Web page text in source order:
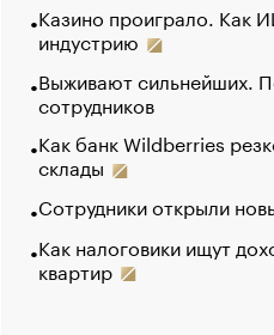
Казино проиграло. Как
индустрию
Выживают сильнейших.
сотрудников
Как банк Wildberries
склады
Сотрудники открыли
Как налоговики ищут
квартир